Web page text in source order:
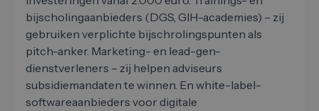
bijscholingaanbieders (DGS, GIH-academies) – zij
gebruiken verplichte bijschrolingspunten als
pitch-anker. Marketing- en lead-gen-
dienstverleners – zij helpen adviseurs
subsidiemandaten te winnen. En white-label-
softwareaanbieders voor digitale